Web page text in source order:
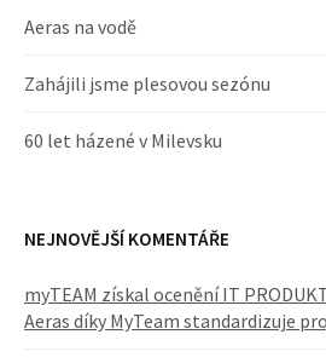
Aeras na vodě
Zahájili jsme plesovou sezónu
60 let házené v Milevsku
NEJNOVĚJŠÍ KOMENTÁŘE
myTEAM získal ocenění IT
Aeras díky MyTeam standardizuje